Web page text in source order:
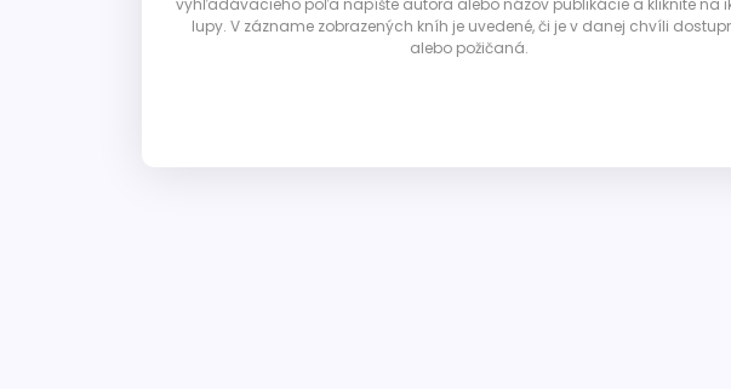
vyhľadávacieho poľa napíšte autora alebo názov publikácie a kliknite na
lupy. V zázname zobrazených kníh je uvedené, či je v danej chvíli
alebo požičaná.